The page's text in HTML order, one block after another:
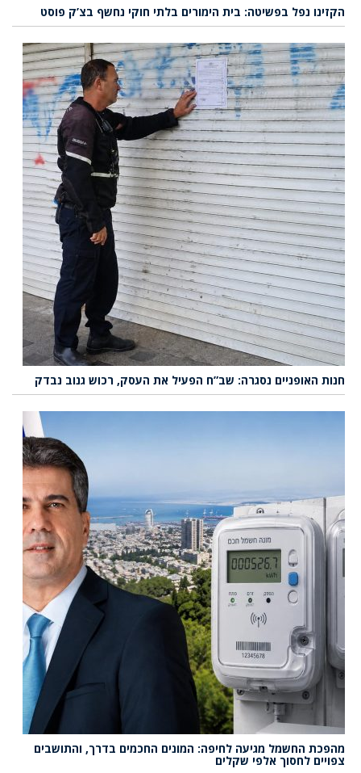
הקזינו נפל בפשיטה: בית הימורים בלתי חוקי נחשף בצ’ק פוסט
חנות האופניים נסגרה: שב”ח הפעיל את העסק, רכוש גנוב נבדק
מהפכת החשמל מגיעה לחיפה: המונים החכמים בדרך, והתושבים
צפויים לחסוך אלפי שקלים